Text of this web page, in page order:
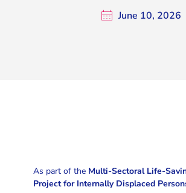
June 10, 2026
As part of the Multi-Sectoral Life-
Project for Internally Displaced